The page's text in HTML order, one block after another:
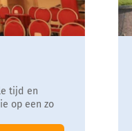
tijd en
op een zo